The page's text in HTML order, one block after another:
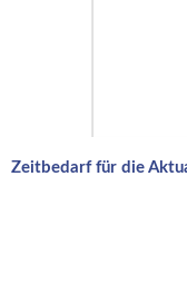
Zeitbedarf für die